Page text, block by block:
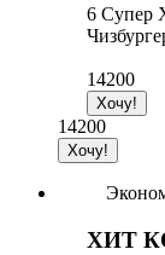
6 Супер
14200
14200
ХИТ